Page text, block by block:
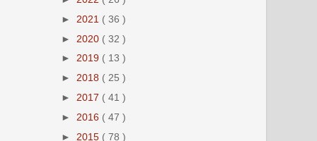
► 2021 ( 36 )
► 2020 ( 32 )
► 2019 ( 13 )
► 2018 ( 25 )
► 2017 ( 41 )
► 2016 ( 47 )
► 2015 ( 78 )